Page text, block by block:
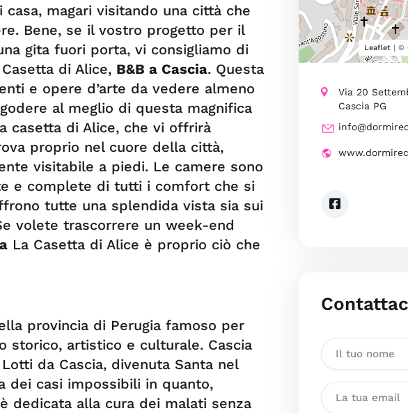
casa, magari visitando una città che
Bene, se il vostro progetto per il
gita fuori porta, vi consigliamo di
di Alice, B&B a Cascia. Questa
e opere d’arte da vedere almeno
al meglio di questa magnifica
casetta di Alice, che vi offrirà
proprio nel cuore della città,
visitabile a piedi. Le camere sono
e complete di tutti i comfort che si
tutte una splendida vista sia sui
volete trascorrere un week-end
La Casetta di Alice è proprio ciò che
provincia di Perugia famoso per
storico, artistico e culturale. Cascia
da Cascia, divenuta Santa nel
dei casi impossibili in quanto,
dedicata alla cura dei malati senza
Leaflet| ©
Via 20
Cascia PG